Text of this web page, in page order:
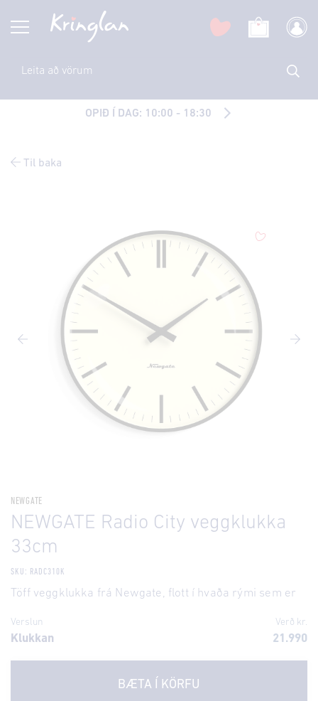
OPIÐ Í DAG: 10:00 - 18:30
Til baka
NEWGATE
NEWGATE Radio City veggklukka
33cm
SKU: RADC310K
Töff veggklukka frá Newgate, flott í hvaða rými sem er
Verslun Verð kr.
Klukkan 21.990
BÆTA Í KÖRFU